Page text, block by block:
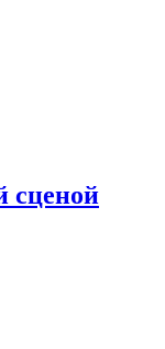
сценой